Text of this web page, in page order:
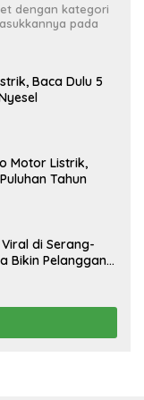
dengan kategori
pada
Baca Dulu 5
Motor Listrik,
Tahun
di Serang-
Bikin Pelanggan